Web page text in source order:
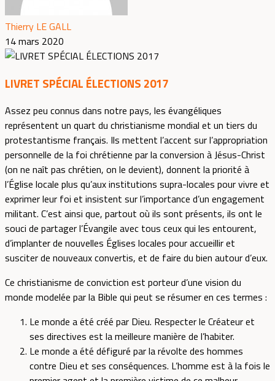
Thierry LE GALL
14 mars 2020
LIVRET SPÉCIAL ÉLECTIONS 2017
Assez peu connus dans notre pays, les évangéliques
représentent un quart du christianisme mondial et un tiers du
protestantisme français. Ils mettent l’accent sur l’appropriation
personnelle de la foi chrétienne par la conversion à Jésus-Christ
(on ne naît pas chrétien, on le devient), donnent la priorité à
l’Église locale plus qu’aux institutions supra-locales pour vivre et
exprimer leur foi et insistent sur l’importance d’un engagement
militant. C’est ainsi que, partout où ils sont présents, ils ont le
souci de partager l’Évangile avec tous ceux qui les entourent,
d’implanter de nouvelles Églises locales pour accueillir et
susciter de nouveaux convertis, et de faire du bien autour d’eux.
Ce christianisme de conviction est porteur d’une vision du
monde modelée par la Bible qui peut se résumer en ces termes :
Le monde a été créé par Dieu. Respecter le Créateur et
ses directives est la meilleure manière de l’habiter.
Le monde a été défiguré par la révolte des hommes
contre Dieu et ses conséquences. L’homme est à la fois le